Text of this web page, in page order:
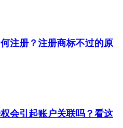
注册？注册商标不过的原
会引起账户关联吗？看这